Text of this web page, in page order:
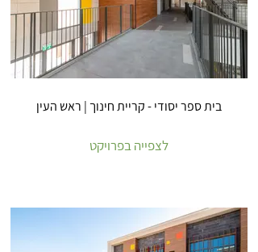
בית ספר יסודי - קריית חינוך | ראש העין
לצפייה בפרויקט